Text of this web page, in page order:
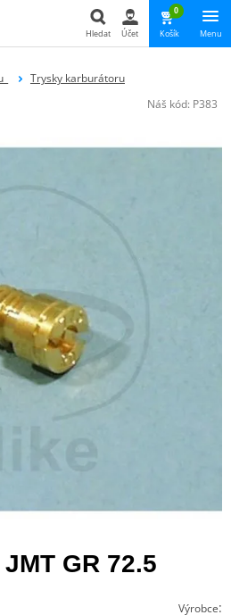
Hledat Účet
0
Košík Menu
Trysky karburátoru
Náš kód: P383
GR 72.5
Výrobce: